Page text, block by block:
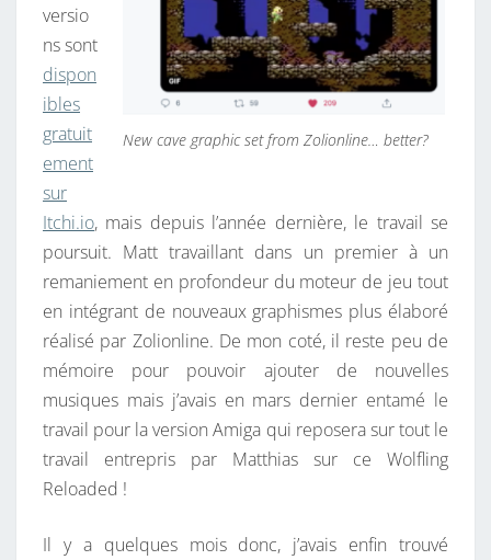
E
A
S
O
N
A
G
A
W
New cave graphic set from Zolionline… better?
versio
ns sont
dispon
ibles
gratuit
ement
sur
Itchi.io, mais depuis l’année dernière, le travail se
poursuit. Matt travaillant dans un premier à un
remaniement en profondeur du moteur de jeu tout
en intégrant de nouveaux graphismes plus élaboré
réalisé par Zolionline. De mon coté, il reste peu de
mémoire pour pouvoir ajouter de nouvelles
musiques mais j’avais en mars dernier entamé le
travail pour la version Amiga qui reposera sur tout le
travail entrepris par Matthias sur ce Wolfling
Reloaded !
Il y a quelques mois donc, j’avais enfin trouvé